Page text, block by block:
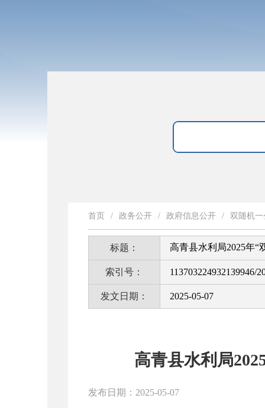
首页 / 政务公开 / 政府信息公开 / 双随机一
标题： 高青县水利局2025年“
索引号： 113703224932139946/
发文日期： 2025-05-07
高青县水利局
发布日期：2025-05-07